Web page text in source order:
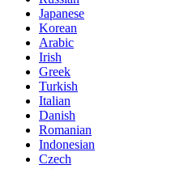
Japanese
Korean
Arabic
Irish
Greek
Turkish
Italian
Danish
Romanian
Indonesian
Czech